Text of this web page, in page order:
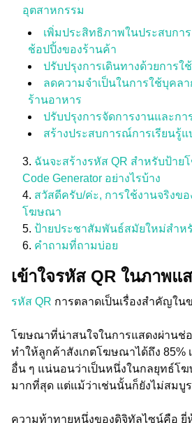
อุตสาหกรรม
เพิ่มประสิทธิภาพในประสบกา
ช้อปปิ้งของร้านค้า
ปรับปรุงการเดินทางด้วยการ
ลดความจำเป็นในการใช้บุคล
ร้านอาหาร
ปรับปรุงการจัดการงานและกา
สร้างประสบการณ์การเรียนรู้
ฉันจะสร้างรหัส QR สำหรับป้าย
Code Generator อย่างไรบ้าง
สวัสดีครับ/ค่ะ, การใช้งานจริงขอ
โฆษณา
ป้ายประชาสัมพันธ์สมัยใหม่สำห
คำถามที่ถามบ่อย
เข้าใจรหัส QR ในภาพแ
รหัส QR การตลาดเป็นเรื่องสำคัญใ
โฆษณาที่น่าสนใจในการแสดงผ่านช่
ทำให้ลูกค้าสังเกตโฆษณาได้ถึง 85%
อื่น ๆ แน่นอนว่าเป็นหนึ่งในกลยุทธ์โ
มากที่สุด แต่แม้ว่าเช่นนั้นก็ยังไม่สมบู
ความท้าทายหนึ่งของดิจิทัลไซน์คือ ยี่